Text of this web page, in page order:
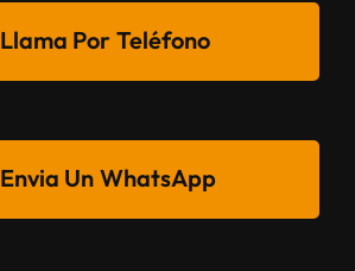
Llama Por Teléfono
Envia Un WhatsApp